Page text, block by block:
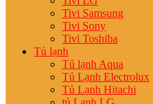
Tivi Samsung
Tivi Sony
Tivi Toshiba
Tủ lạnh
Tủ lạnh Aqua
Tủ Lạnh Electrolux
Tủ Lạnh Hitachi